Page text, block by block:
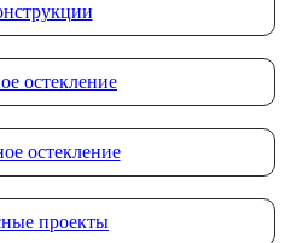
остекление
остекление
проекты